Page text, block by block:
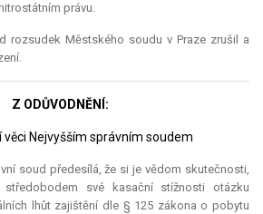
právu.
rozsudek Městského soudu v Praze zrušil a
Z ODŮVODNĚNÍ:
věci Nejvyšším správním soudem
soud předesílá, že si je vědom skutečnosti,
středobodem své kasační stížnosti otázku
lhůt zajištění dle § 125 zákona o pobytu